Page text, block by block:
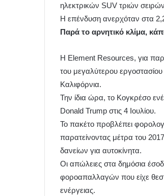
ηλεκτρικών SUV τριών
Η επένδυση ανερχόταν στα
Παρά το αρνητικό κλίμα,
Η Element Resources, για
του μεγαλύτερου
Καλιφόρνια.
Την ίδια ώρα, το Κογκρέσο
Donald Trump στις 4 Ιουλίου.
Το πακέτο προβλέπει
παρατείνοντας μέτρα του
δανείων για αυτοκίνητα.
Οι απώλειες στα δημόσια
φοροαπαλλαγών που είχε
ενέργειας.